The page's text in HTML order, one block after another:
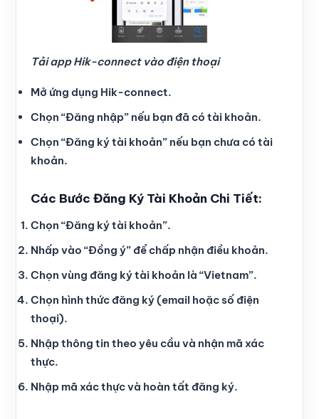
Tải app Hik-connect vào điện thoại
Mở ứng dụng Hik-connect.
Chọn “Đăng nhập” nếu bạn đã có tài khoản.
Chọn “Đăng ký tài khoản” nếu bạn chưa có tài
khoản.
Các Bước Đăng Ký Tài Khoản Chi Tiết:
Chọn “Đăng ký tài khoản”.
Nhấp vào “Đồng ý” để chấp nhận điều khoản.
Chọn vùng đăng ký tài khoản là “Vietnam”.
Chọn hình thức đăng ký (email hoặc số điện
thoại).
Nhập thông tin theo yêu cầu và nhận mã xác
thực.
Nhập mã xác thực và hoàn tất đăng ký.